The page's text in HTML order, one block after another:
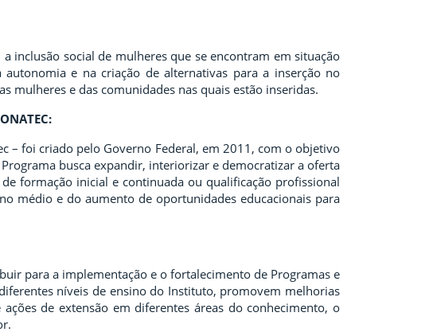
inclusão social de mulheres que se encontram em situação
e na criação de alternativas para a inserção no
mulheres e das comunidades nas quais estão inseridas.
– foi criado pelo Governo Federal, em 2011, com o objetivo
busca expandir, interiorizar e democratizar a oferta
formação inicial e continuada ou qualificação profissional
médio e do aumento de oportunidades educacionais para
para a implementação e o fortalecimento de Programas e
níveis de ensino do Instituto, promovem melhorias
de extensão em diferentes áreas do conhecimento, o